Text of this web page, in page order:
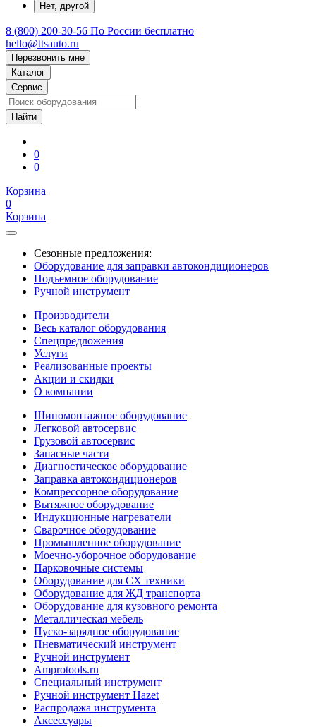
Нет, другой
8 (800) 200-30-56 По России бесплатно
hello@ttsauto.ru
Перезвонить мне
Каталог
Сервис
0
0
Корзина
0
Корзина
Сезонные предложения:
Оборудование для заправки автокондиционеров
Подъемное оборудование
Ручной инструмент
Производители
Весь каталог оборудования
Спецпредложения
Услуги
Реализованные проекты
Акции и скидки
О компании
Шиномонтажное оборудование
Легковой автосервис
Грузовой автосервис
Запасные части
Диагностическое оборудование
Заправка автокондиционеров
Компрессорное оборудование
Вытяжное оборудование
Индукционные нагреватели
Сварочное оборудование
Промышленное оборудование
Моечно-уборочное оборудование
Парковочные системы
Оборудование для СХ техники
Оборудование для ЖД транспорта
Оборудование для кузовного ремонта
Металлическая мебель
Пуско-зарядное оборудование
Пневматический инструмент
Ручной инструмент
Amprotools.ru
Специальный инструмент
Ручной инструмент Hazet
Распродажа инструмента
Аксессуары